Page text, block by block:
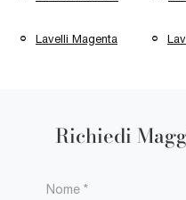
Lavelli Magenta
Richiedi